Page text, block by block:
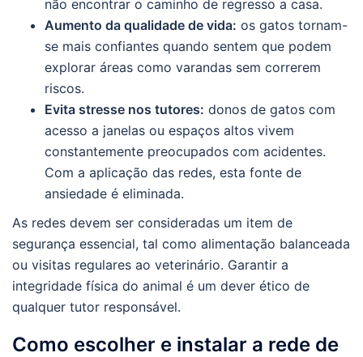
não encontrar o caminho de regresso a casa.
Aumento da qualidade de vida: os gatos tornam-
se mais confiantes quando sentem que podem
explorar áreas como varandas sem correrem
riscos.
Evita stresse nos tutores: donos de gatos com
acesso a janelas ou espaços altos vivem
constantemente preocupados com acidentes.
Com a aplicação das redes, esta fonte de
ansiedade é eliminada.
As redes devem ser consideradas um item de
segurança essencial, tal como alimentação balanceada
ou visitas regulares ao veterinário. Garantir a
integridade física do animal é um dever ético de
qualquer tutor responsável.
Como escolher e instalar a rede de